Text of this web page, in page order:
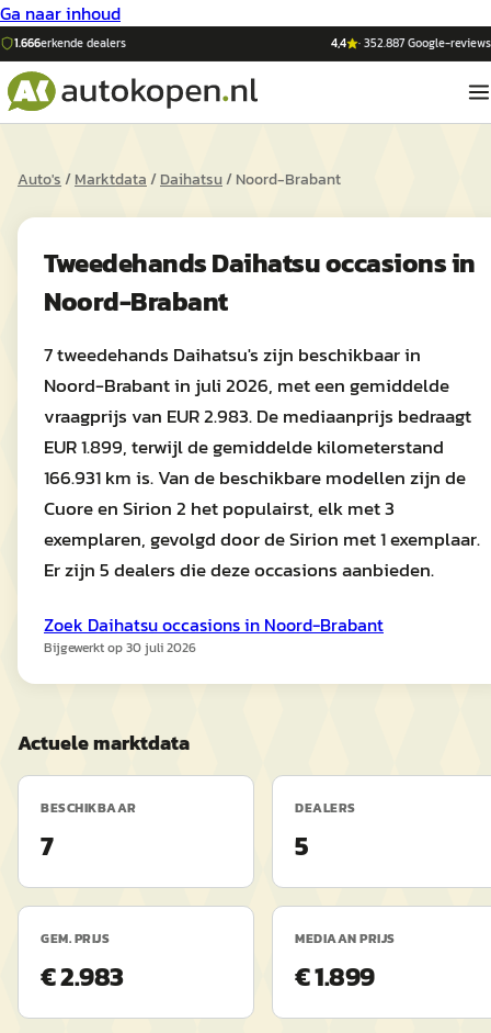
Ga naar inhoud
1.666erkende dealers 4,4 ·352.887Google-reviews
Auto's/Marktdata/Daihatsu/Noord-Brabant
TweedehandsDaihatsuoccasions in
Noord-Brabant
7 tweedehands Daihatsu's zijn beschikbaar in
Noord-Brabant in juli 2026, met een gemiddelde
vraagprijs van EUR 2.983. De mediaanprijs bedraagt
EUR 1.899, terwijl de gemiddelde kilometerstand
166.931 km is. Van de beschikbare modellen zijn de
Cuore en Sirion 2 het populairst, elk met 3
exemplaren, gevolgd door de Sirion met 1 exemplaar.
Er zijn 5 dealers die deze occasions aanbieden.
Zoek Daihatsuoccasions in Noord-Brabant
Bijgewerkt op30 juli 2026
Actuele marktdata
BESCHIKBAAR
7
DEALERS
5
GEM. PRIJS
€ 2.983
MEDIAAN PRIJS
€ 1.899